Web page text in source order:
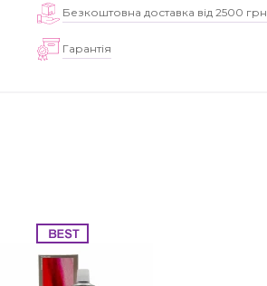
Безкоштовна доставка від 2500 грн
Гарантія